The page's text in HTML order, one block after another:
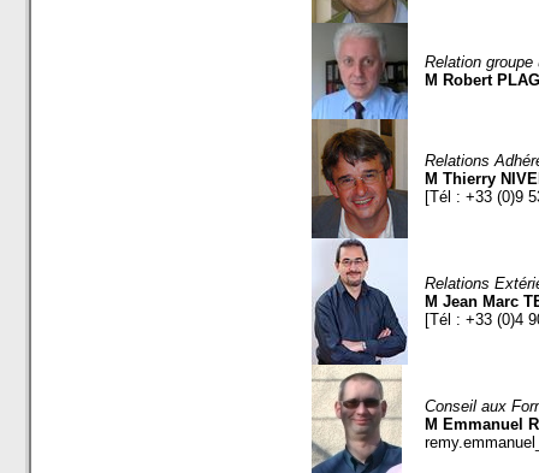
Relation
M Robert
Relations
M Thierry
[Tél : +33 (0)9
Relations
M Jean Marc
[Tél : +33 (0)4
Conseil aux
M Emmanuel